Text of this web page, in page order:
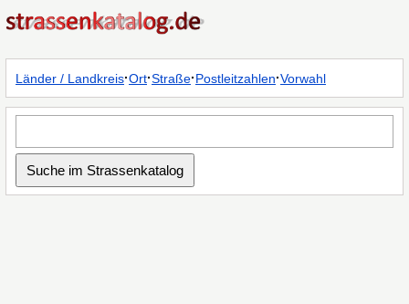
Länder / Landkreis·Ort·Straße·Postleitzahlen·Vorwahl